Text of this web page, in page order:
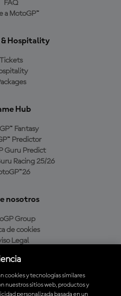
FAQ
a MotoGP™
Hospitality
Tickets
Hub
Fantasy
Predictor
Guru Predict
Racing 25/26
nosotros
Group
de cookies
Legal
de compra
cookies y tecnologías similares
nuestros sitios web, productos y
personalizada basada en un